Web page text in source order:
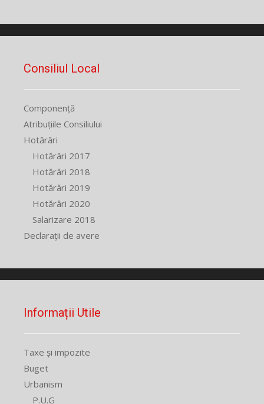
Consiliul Local
Componență
Atribuțiile Consiliului
Hotărâri
Hotărâri 2017
Hotărâri 2018
Hotărâri 2019
Hotărâri 2020
Salarizare 2018
Declarații de avere
Informații Utile
Taxe și impozite
Buget
Urbanism
P.U.G